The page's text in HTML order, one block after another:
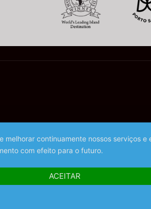
continuamente nossos serviços
com efeito para o futuro.
ACEITAR